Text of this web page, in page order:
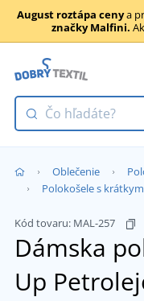
August roztápa cenya
značky Malfini.
Oblečenie
Polokošele s
Kód tovaru: MAL-257
Dámska
Up